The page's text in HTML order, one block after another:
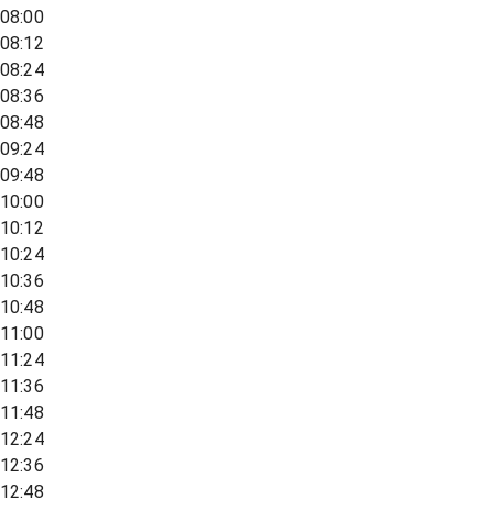
08:00
08:12
08:24
08:36
08:48
09:24
09:48
10:00
10:12
10:24
10:36
10:48
11:00
11:24
11:36
11:48
12:24
12:36
12:48